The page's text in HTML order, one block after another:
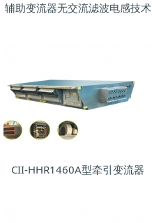
辅助变流器无交流滤波电感技术
CII-HHR1460A型牵引变流器